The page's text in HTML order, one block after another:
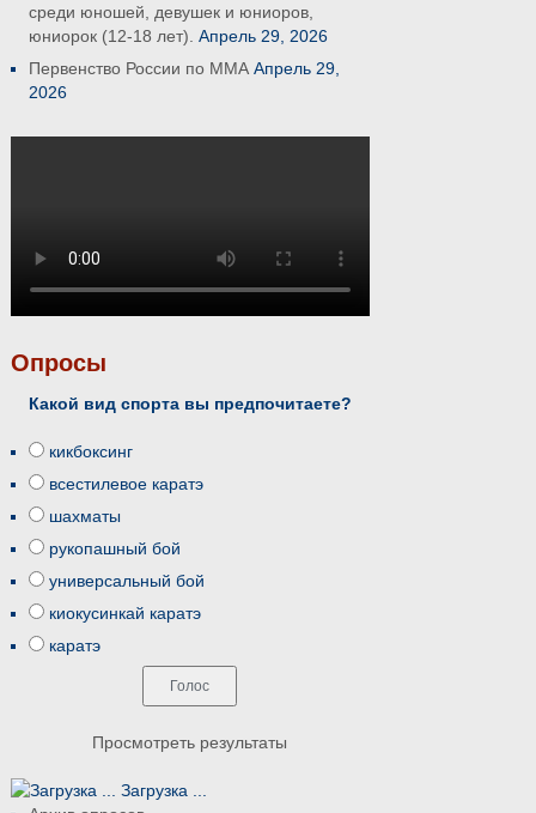
среди юношей, девушек и юниоров,
юниорок (12-18 лет). Апрель 29, 2026
Первенство России по ММА Апрель 29,
2026
Опросы
Какой вид спорта вы предпочитаете?
кикбоксинг
всестилевое каратэ
шахматы
рукопашный бой
универсальный бой
киокусинкай каратэ
каратэ
Просмотреть результаты
Загрузка ...